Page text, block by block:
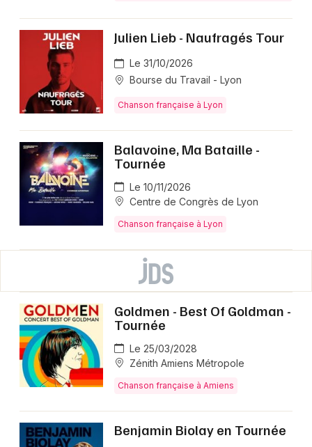
Julien Lieb - Naufragés Tour
Le 31/10/2026
Bourse du Travail - Lyon
Chanson française à Lyon
Balavoine, Ma Bataille -
Tournée
Le 10/11/2026
Centre de Congrès de Lyon
Chanson française à Lyon
Goldmen - Best Of Goldman -
Tournée
Le 25/03/2028
Zénith Amiens Métropole
Chanson française à Amiens
Benjamin Biolay en Tournée